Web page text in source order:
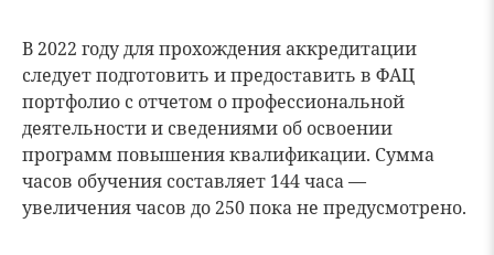
В 2022 году для прохождения аккредитации
следует подготовить и предоставить в ФАЦ
портфолио с отчетом о профессиональной
деятельности и сведениями об освоении
программ повышения квалификации. Сумма
часов обучения составляет 144 часа —
увеличения часов до 250 пока не предусмотрено.